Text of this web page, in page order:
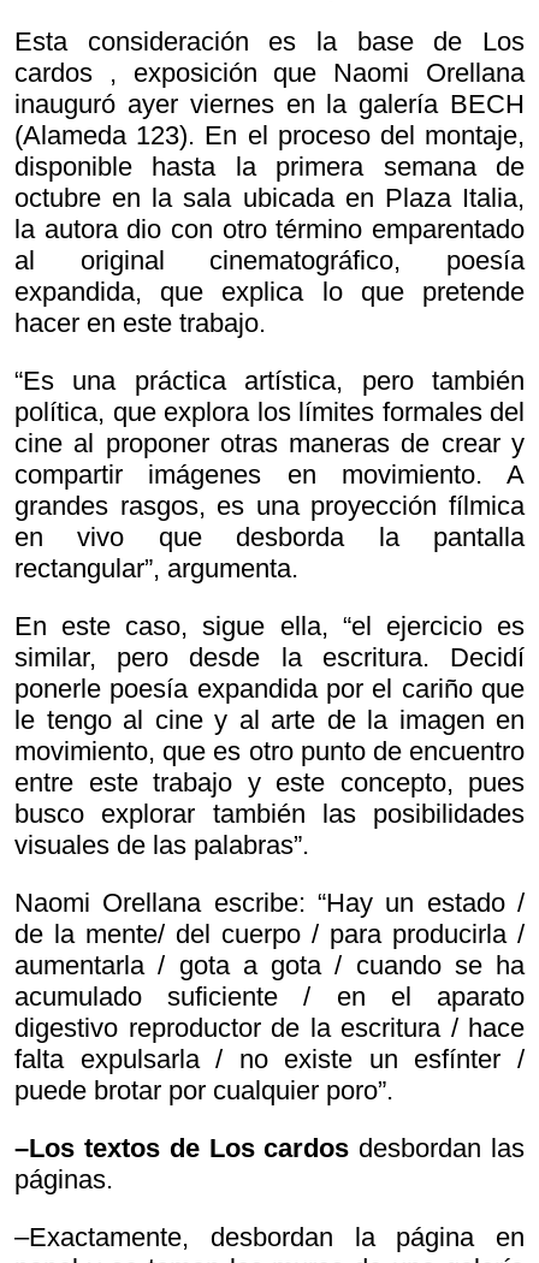
Esta consideración es la base de Los
cardos , exposición que Naomi Orellana
inauguró ayer viernes en la galería BECH
(Alameda 123). En el proceso del montaje,
disponible hasta la primera semana de
octubre en la sala ubicada en Plaza Italia,
la autora dio con otro término emparentado
al original cinematográfico, poesía
expandida, que explica lo que pretende
hacer en este trabajo.
“Es una práctica artística, pero también
política, que explora los límites formales del
cine al proponer otras maneras de crear y
compartir imágenes en movimiento. A
grandes rasgos, es una proyección fílmica
en vivo que desborda la pantalla
rectangular”, argumenta.
En este caso, sigue ella, “el ejercicio es
similar, pero desde la escritura. Decidí
ponerle poesía expandida por el cariño que
le tengo al cine y al arte de la imagen en
movimiento, que es otro punto de encuentro
entre este trabajo y este concepto, pues
busco explorar también las posibilidades
visuales de las palabras”.
Naomi Orellana escribe: “Hay un estado /
de la mente/ del cuerpo / para producirla /
aumentarla / gota a gota / cuando se ha
acumulado suficiente / en el aparato
digestivo reproductor de la escritura / hace
falta expulsarla / no existe un esfínter /
puede brotar por cualquier poro”.
–Los textos de Los cardos desbordan las
páginas.
–Exactamente, desbordan la página en